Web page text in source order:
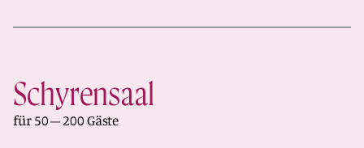
Schyrensaal
für 50 – 200 Gäste